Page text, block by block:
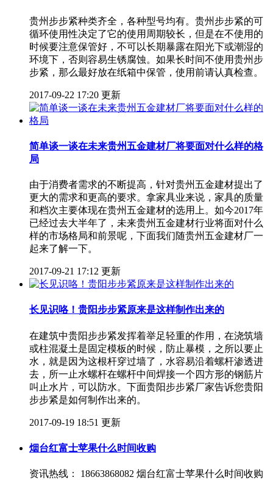
贵州步步紧种类齐全，各种型号均有。贵州步步紧的可
循环使用性决定了它的使用周期较长，但是在不使用的
时候要注意保管好，不可以长期暴露在阳光下或潮湿的
环境下，否则容易生锈腐蚀。如果长时间不使用贵州步
步紧，那么最好放在纸箱中保管，使用前请认真检查。
2017-09-22 17:20 更新
简单谈一谈在未来贵州五金建材厂将要面对什么样的格
局
由于消费者需求的不断提高，针对贵州五金建材提出了
更大的需求和更高的要求。拿家具业来说，家具的质量
和档次主要体现在贵州五金建材的选用上。如今2017年
已经过去大半年了，未来贵州五金建材行业将面对什么
样的市场格局和前景呢，下面我们随贵州五金建材厂一
起来了解一下。
2017-09-21 17:12 更新
长见识咯！贵阳步步紧原来是这样制作出来的
在建筑中贵阳步步紧发挥着举足轻重的作用，在浇筑墙
或柱混凝土是固定模板的时候，防止暴模，之所以要止
水，就是因为这根杆穿过墙了，水容易沿着螺杆渗透进
去，所一止水螺杆在螺杆中间焊接一个四方形的钢筋片
叫止水片，可以防水。下面贵阳步步紧厂家告诉您贵阳
步步紧是如何制作出来的。
2017-09-19 18:51 更新
烟台红富士苹果什么时间收购
资讯热线： 18663868082 烟台红富士苹果什么时间收购